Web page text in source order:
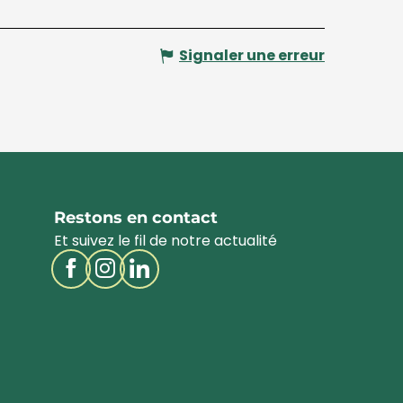
Signaler une erreur
Restons en contact
Et suivez le fil de notre actualité